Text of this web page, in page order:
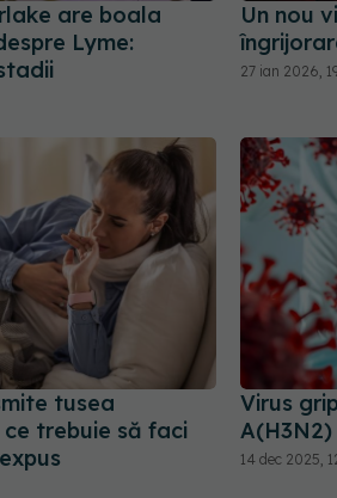
are boala
Lyme:
Un nou
27 ian 2026,
tusea
trebuie să faci
Virus
14 dec 2025,